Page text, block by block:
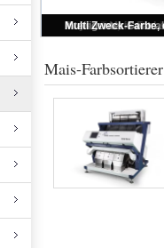
Mais-Farbsortierer